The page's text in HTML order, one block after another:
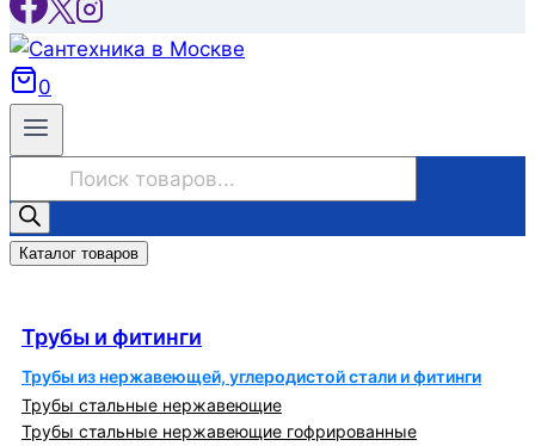
0
товаров
Каталог товаров
Трубы и фитинги
Трубы из нержавеющей, углеродистой стали и фитинги
Трубы стальные нержавеющие
Трубы стальные нержавеющие гофрированные